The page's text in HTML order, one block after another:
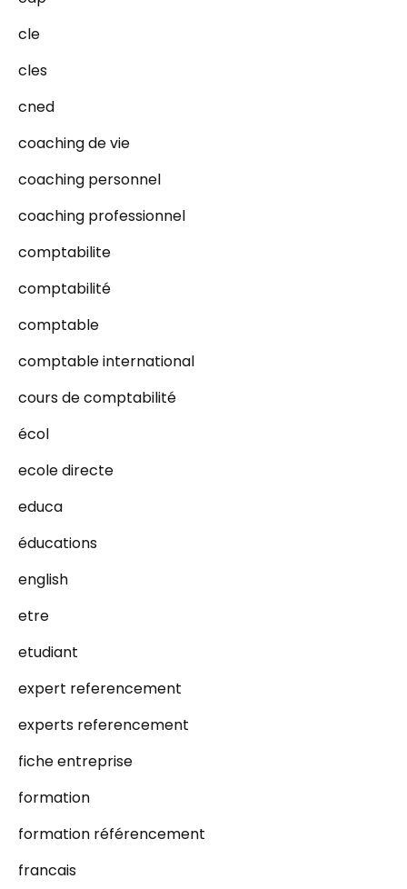
cle
cles
cned
coaching de vie
coaching personnel
coaching professionnel
comptabilite
comptabilité
comptable
comptable international
cours de comptabilité
écol
ecole directe
educa
éducations
english
etre
etudiant
expert referencement
experts referencement
fiche entreprise
formation
formation référencement
francais